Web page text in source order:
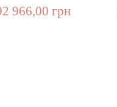
966,00 грн